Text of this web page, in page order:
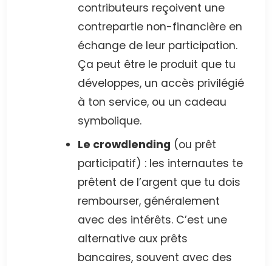
contributeurs reçoivent une
contrepartie non-financière en
échange de leur participation.
Ça peut être le produit que tu
développes, un accès privilégié
à ton service, ou un cadeau
symbolique.
Le crowdlending (ou prêt
participatif) : les internautes te
prêtent de l’argent que tu dois
rembourser, généralement
avec des intérêts. C’est une
alternative aux prêts
bancaires, souvent avec des